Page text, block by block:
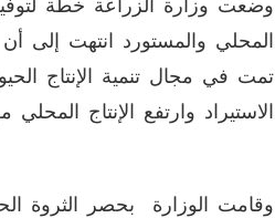
تمت في مجال تنمية الإنتاج
الاستيراد وارتفع الإنتاج
وقامت الوزارة بحصر الثروة